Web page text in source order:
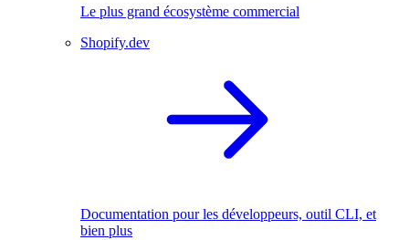
Le plus grand écosystème commercial
Shopify.dev
Documentation pour les développeurs, outil CLI, et
bien plus